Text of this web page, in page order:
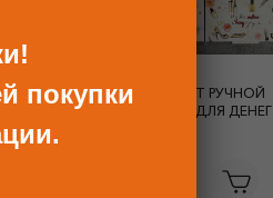
КОНВЕРТ РУЧНОЙ
РАБОТЫ ДЛЯ ДЕНЕГ
покупки